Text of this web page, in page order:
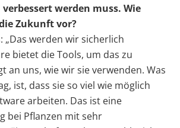
werden muss. Wie
Zukunft vor?
„Das werden wir sicherlich
bietet die Tools, um das zu
an uns, wie wir sie verwenden. Was
ist, dass sie so viel wie möglich
arbeiten. Das ist eine
bei Pflanzen mit sehr